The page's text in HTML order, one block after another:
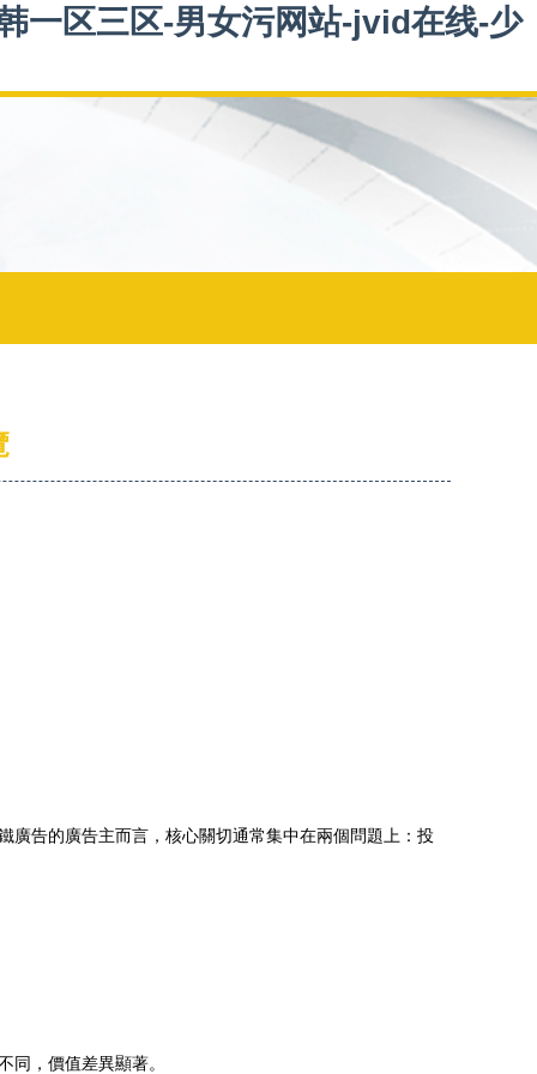
一区三区-男女污网站-jvid在线-少
廣告的廣告主而言，核心關切通常集中在兩個問題上：投
同，價值差異顯著。